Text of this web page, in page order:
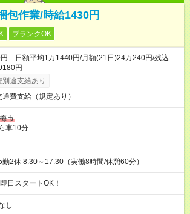
包作業/時給1430円
ブランクOK
日額平均1万1440円/月額(21日)24万240円/残込
円
別途支給あり
通費支給（規定あり）
市
車10分
勤2休 8:30～17:30（実働8時間/休憩60分）
日スタートOK！
し